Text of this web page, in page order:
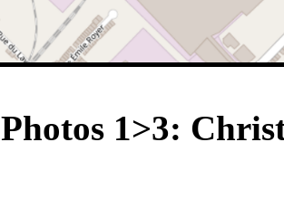
Photos 1>3: